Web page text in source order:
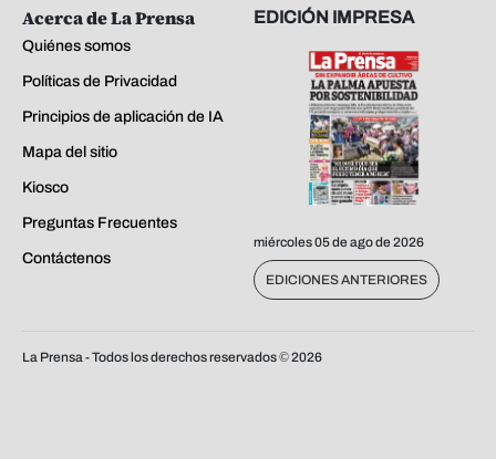
Acerca de La Prensa
Quiénes somos
Políticas de Privacidad
Principios de aplicación de IA
Mapa del sitio
Kiosco
Preguntas Frecuentes
Contáctenos
EDICIÓN IMPRESA
miércoles 05 de ago de 2026
EDICIONES ANTERIORES
La Prensa - Todos los derechos reservados ©2026